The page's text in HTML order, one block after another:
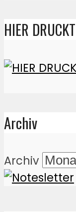
HIER
Archiv
Archiv